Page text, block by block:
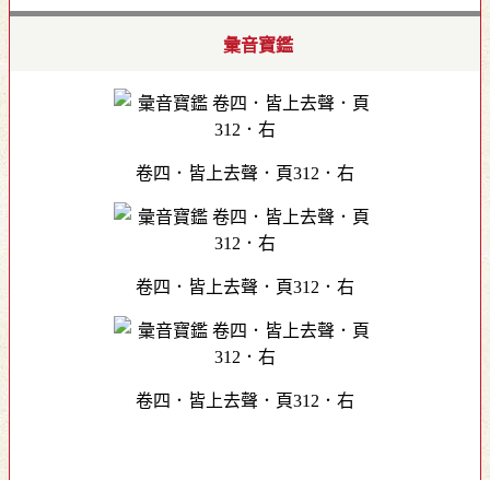
彙音寶鑑
卷四．皆上去聲．頁312．右
卷四．皆上去聲．頁312．右
卷四．皆上去聲．頁312．右